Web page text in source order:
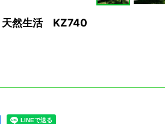
天然生活 KZ740